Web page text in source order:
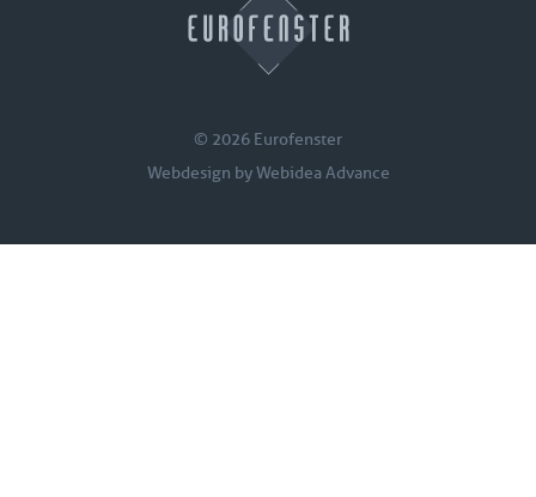
© 2026 Eurofenster
Webdesign byWebidea Advance